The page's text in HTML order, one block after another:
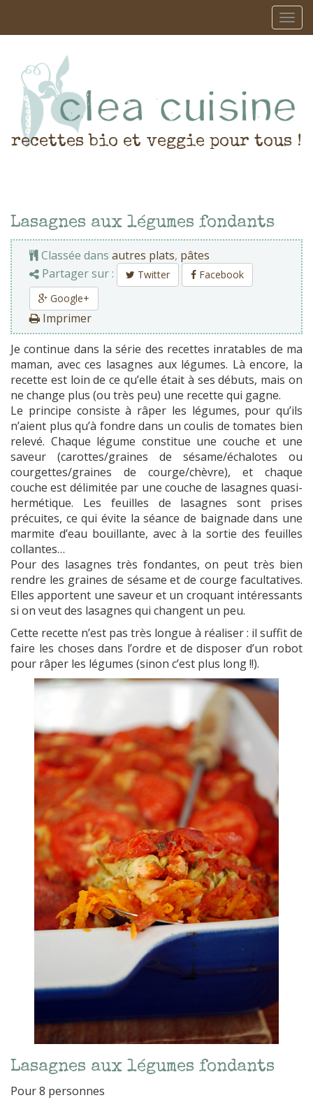
recettes bio et veggie pour tous !
Lasagnes aux légumes fondants
Classée dans autres plats, pâtes
Partager sur :
Twitter
Facebook
Google+
Imprimer
Je continue dans la série des recettes inratables de ma
maman, avec ces lasagnes aux légumes. Là encore, la
recette est loin de ce qu’elle était à ses débuts, mais on
ne change plus (ou très peu) une recette qui gagne.
Le principe consiste à râper les légumes, pour qu’ils
n’aient plus qu’à fondre dans un coulis de tomates bien
relevé. Chaque légume constitue une couche et une
saveur (carottes/graines de sésame/échalotes ou
courgettes/graines de courge/chèvre), et chaque
couche est délimitée par une couche de lasagnes quasi-
hermétique. Les feuilles de lasagnes sont prises
précuites, ce qui évite la séance de baignade dans une
marmite d’eau bouillante, avec à la sortie des feuilles
collantes…
Pour des lasagnes très fondantes, on peut très bien
rendre les graines de sésame et de courge facultatives.
Elles apportent une saveur et un croquant intéressants
si on veut des lasagnes qui changent un peu.
Cette recette n’est pas très longue à réaliser : il suffit de
faire les choses dans l’ordre et de disposer d’un robot
pour râper les légumes (sinon c’est plus long !!).
Lasagnes aux légumes fondants
Pour 8 personnes